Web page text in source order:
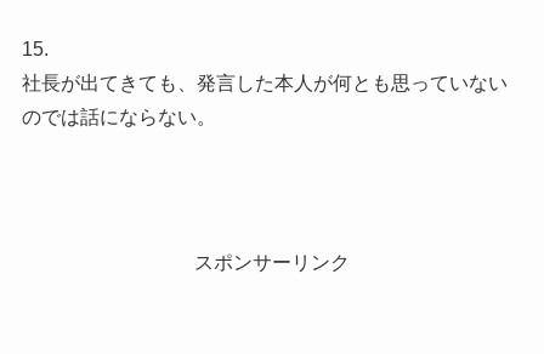
15.
社長が出てきても、発言した本人が何とも思っていない
のでは話にならない。
スポンサーリンク